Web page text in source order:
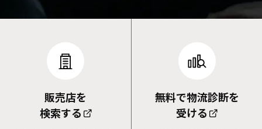
販売店を
検索する
無料で物流診断を
受ける